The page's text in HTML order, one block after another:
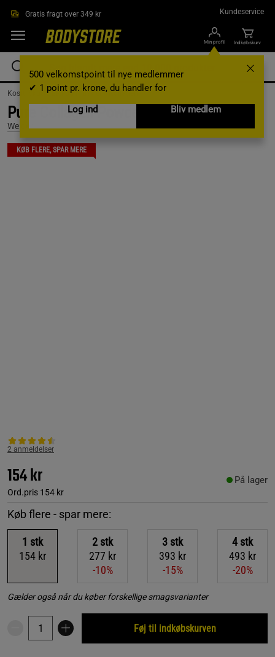
Gratis fragt over 349 kr Kundeservice
Min profil
500 velkomstpoint til nye medlemmer
✔ 1 point pr. krone, du handler for
Log ind
Bliv medlem
Indkøbskurv
Kosttilskud / Led og muskler / Kollagen
Pure Collagen Powder, 300 g
Weider
KØB FLERE, SPAR MERE
2 anmeldelser
154 kr
Ord.pris 154 kr
På lager
Køb flere - spar mere:
1 stk
154 kr
2 stk
277 kr
-10%
3 stk
393 kr
-15%
4 stk
493 kr
-20%
Gælder også når du køber forskellige smagsvarianter
Føj til indkøbskurven